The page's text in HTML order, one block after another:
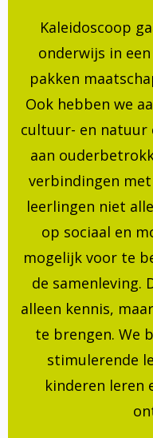
Kaleidoscoop
onderwijs in
pakken
Ook hebben we
cultuur- en natuur
aan
verbindingen
leerlingen niet
op sociaal en
mogelijk voor te
de samenleving.
alleen kennis,
te brengen. We
stimulerende
kinderen leren